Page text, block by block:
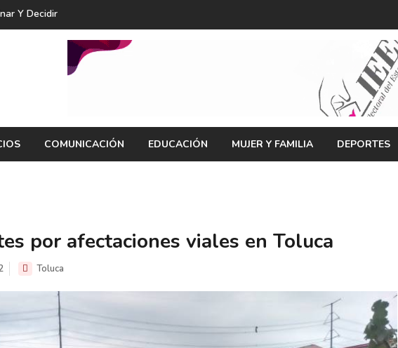
Y Decidir
COMUNICACIÓN EDUCACIÓN MUJER Y FAMILIA DEPORTES
por afectaciones viales en Toluca
Toluca